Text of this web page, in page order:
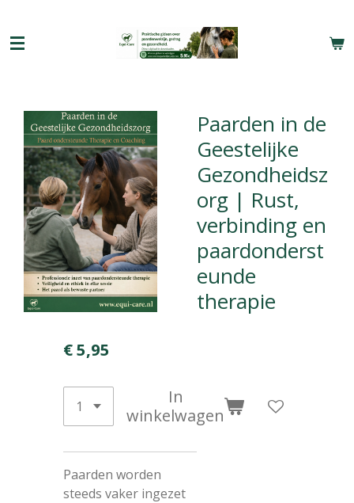
direct
naar
Paarden in de
Geestelijke
Gezondheidsz
org | Rust,
verbinding en
paardonderst
eunde
therapie
€ 5,95
In
winkelwagen
Paarden worden
steeds vaker ingezet